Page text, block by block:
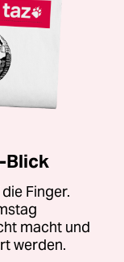
Blick
Finger.
macht und
werden.